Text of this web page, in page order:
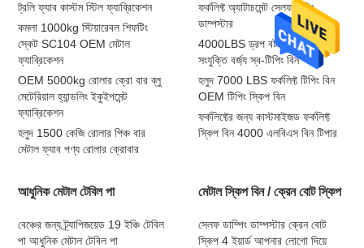
ট্রলি ফ্যাব কাস্টম স্টিল ফ্যাব্রিকেশন
কমলা 1000kg স্টিয়ারেবল শিফটিং
স্কেট SC104 OEM মেটাল
ফ্যাব্রিকেশন
OEM 5000kg রোলার ক্রো বার ব্লু
মেটেরিয়াল হ্যান্ডলিং ইকুইপমেন্ট
ফ্যাব্রিকেশন
হলুদ 1500 কেজি রোলার পিঞ্চ বার
মেটাল ফ্যাব পণ্য রোলার ক্রোবার
ফর্কলিফ্ট অ্যাটাচমেন্ট সেলফ টিপিং
ডাম্পস্টার
4000LBS ড্রপ বটম বিন ফর্কলিফ্ট
সংযুক্তি বর্জ্য স্ব-টিপিং বিন
হলুদ 7000 LBS ফর্কলিফ্ট টিপিং বিন
OEM টিপিং স্কিপ বিন
ফর্কলিফ্টের জন্য কাস্টমাইজড ফর্কলিফ্ট
স্কিপ বিন 4000 এলবিএস বিন টিপার
আধুনিক মেটাল টেবিল পা
বেঞ্চের জন্য ট্র্যাপিজয়েড 19 ইঞ্চি টেবিল
পা আধুনিক মেটাল টেবিল পা
মেটাল স্কিপ বিন / ক্রেন বোট স্কিপ
সেলফ ডাম্পিং ডাম্পস্টার ক্রেন বোট
স্কিপ 4 ইয়ার্ড আপনার লোগো দিয়ে